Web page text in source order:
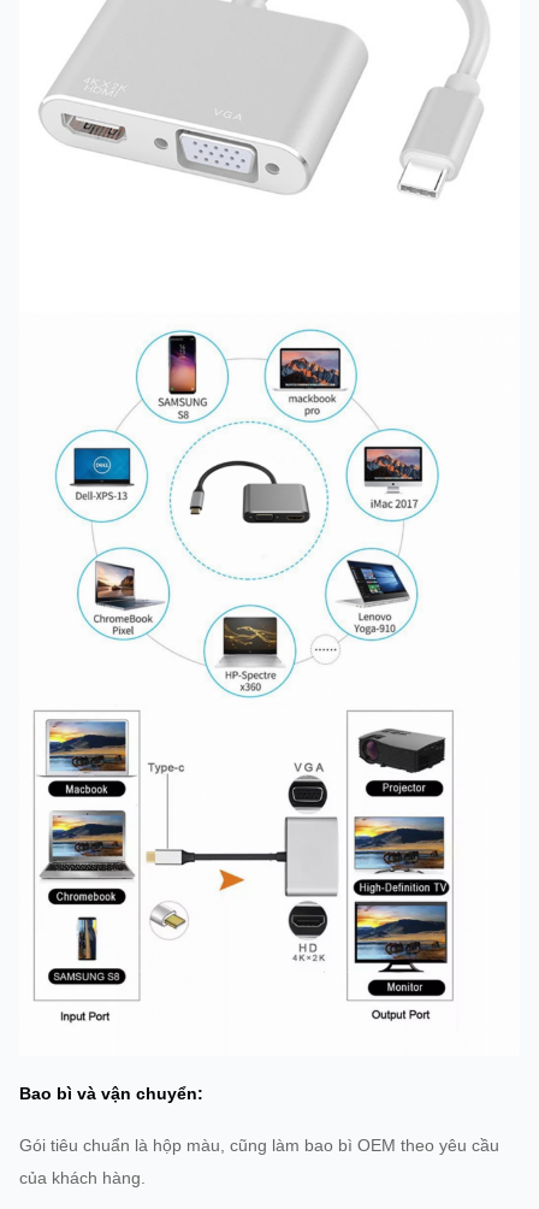
Sản phẩm:
Sở hữu
Xám
Chứng nhận
FCC,CE,ROHS
cáp:
Bao bì và vận chuyển:
Gói tiêu chuẩn là hộp màu, cũng làm bao bì OEM theo yêu cầu
của khách hàng.